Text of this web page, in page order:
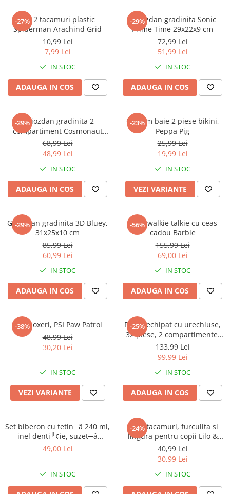
-27%
Set 2 tacamuri plastic
Spiderman Arachind Grid
10,99 Lei
7,99 Lei
IN STOC
ADAUGA IN COS
-29%
Ghiozdan gradinita Sonic
Prime Time 29x22x9 cm
72,99 Lei
51,99 Lei
IN STOC
ADAUGA IN COS
-29%Ghiozdan gradinita 2
compartiment Cosmonaut
Space Explorer, 33x23x10 cm
68,99 Lei
48,99 Lei
IN STOC
ADAUGA IN COS
-23%
Costum baie 2 piese bikini,
Peppa Pig
25,99 Lei
19,99 Lei
IN STOC
VEZI VARIANTE
-29%
Ghiozdan gradinita 3D Bluey,
31x25x10 cm
85,99 Lei
60,99 Lei
IN STOC
ADAUGA IN COS
-56%
Set 2 walkie talkie cu ceas
cadou Barbie
155,99 Lei
69,00 Lei
IN STOC
ADAUGA IN COS
-38%
Slip boxeri, PSI Paw Patrol
48,99 Lei
30,20 Lei
IN STOC
VEZI VARIANTE
-25%
Penar echipat cu urechiuse,
32 piese, 2 compartimente,
Gabby's Dollhouse
133,99 Lei
99,99 Lei
IN STOC
ADAUGA IN COS
Set biberon cu tetin─â 240 ml,
inel denti╚¢ie, suzet─â
ortodontic─â ╚Öi suport
49,00 Lei
IN STOC
-24%
Set 2 tacamuri, furculita si
lingura pentru copii Lilo &
Stitch 15.5 cm
40,99 Lei
30,99 Lei
IN STOC